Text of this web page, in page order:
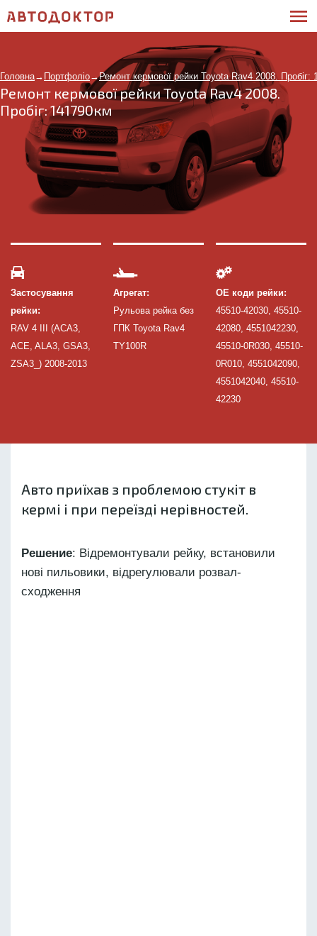
Головна→ Портфоліо→Ремонт кермової рейки Toyota Rav4 2008. Пробіг:
Ремонт кермової рейки Toyota Rav4 2008.
Пробіг: 141790км
Застосування
рейки:
RAV 4 III (ACA3,
ACE, ALA3, GSA3,
ZSA3_) 2008-2013
Агрегат:
Рульова рейка без
ГПК Toyota Rav4
TY100R
ОЕ коди рейки:
45510-42030, 45510-
42080, 4551042230,
45510-0R030, 45510-
0R010, 4551042090,
4551042040, 45510-
42230
Авто приїхав з проблемою стукіт в
кермі і при переїзді нерівностей.
Решение: Відремонтували рейку, встановили
нові пильовики, відрегулювали розвал-
сходження